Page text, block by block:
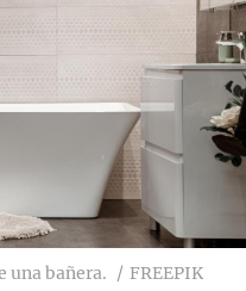
una bañera. FREEPIK